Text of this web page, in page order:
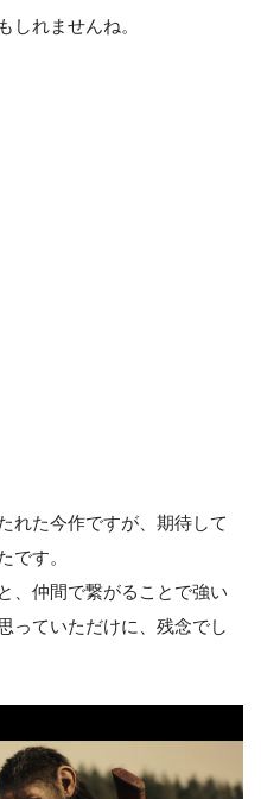
れませんね。
れた今作ですが、期待して
です。
、仲間で繋がることで強い
っていただけに、残念でし